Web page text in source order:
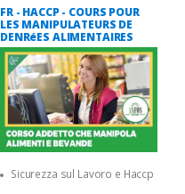
FR - HACCP - COURS POUR
LES MANIPULATEURS DE
DENRéES ALIMENTAIRES
Sicurezza sul Lavoro e Haccp